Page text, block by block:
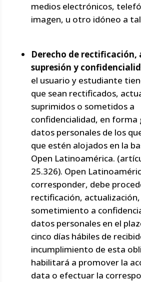
medios electrónicos,
imagen, u otro idóneo a
Derecho de
supresión y
el usuario y estudiante
que sean rectificados,
suprimidos o sometidos a
confidencialidad, en
datos personales de los
que estén alojados en la
Open Latinoamérica.
25.326). Open
corresponder, debe
rectificación,
sometimiento a
datos personales en el
cinco días hábiles de
incumplimiento de esta
habilitará a promover la
data o efectuar la